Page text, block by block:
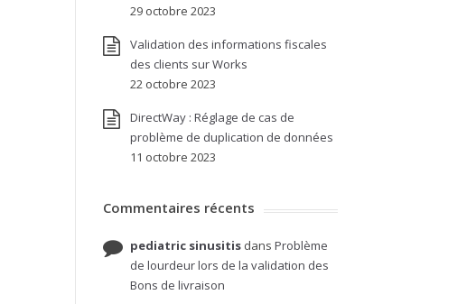
29 octobre 2023
Validation des informations fiscales
des clients sur Works
22 octobre 2023
DirectWay : Réglage de cas de
problème de duplication de données
11 octobre 2023
Commentaires récents
pediatric sinusitisdans Problème
de lourdeur lors de la validation des
Bons de livraison